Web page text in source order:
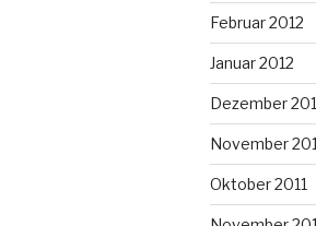
Februar 2012
Januar 2012
Dezember
November
Oktober 2011